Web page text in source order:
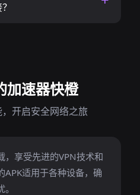
加速器快橙
开启安全网络之旅
，享受先进的VPN技术和
APK适用于各种设备，确